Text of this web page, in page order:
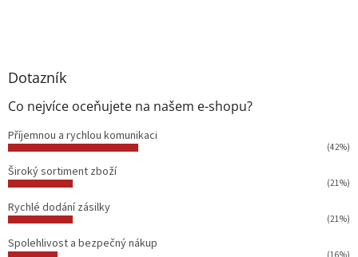
Dotazník
Co nejvíce oceňujete na našem e-shopu?
Příjemnou a rychlou komunikaci
(42%)
Široký sortiment zboží
(21%)
Rychlé dodání zásilky
(21%)
Spolehlivost a bezpečný nákup